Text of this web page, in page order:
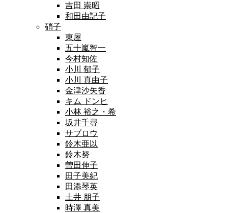
吉田 崇昭
和田由記子
硝子
東屋
五十嵐智一
今村知佐
小川 郁子
小川 真由子
金津沙矢香
キム ドンヒ
小林 裕之・希
坂井千尋
サブロウ
鈴木亜以
鈴木努
曽田伸子
田子美紀
田添琴英
土井 朋子
時澤 真美